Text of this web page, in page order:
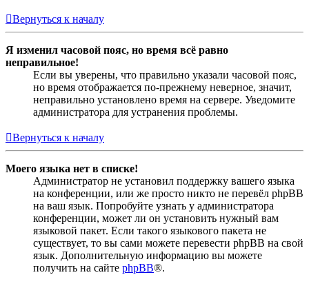
Вернуться к началу
Я изменил часовой пояс, но время всё равно
неправильное!
Если вы уверены, что правильно указали часовой пояс,
но время отображается по-прежнему неверное, значит,
неправильно установлено время на сервере. Уведомите
администратора для устранения проблемы.
Вернуться к началу
Моего языка нет в списке!
Администратор не установил поддержку вашего языка
на конференции, или же просто никто не перевёл phpBB
на ваш язык. Попробуйте узнать у администратора
конференции, может ли он установить нужный вам
языковой пакет. Если такого языкового пакета не
существует, то вы сами можете перевести phpBB на свой
язык. Дополнительную информацию вы можете
получить на сайте phpBB®.